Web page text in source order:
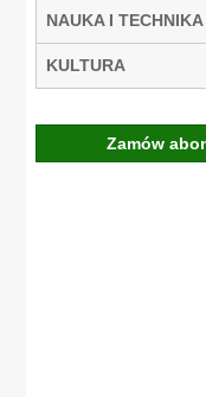
NAUKA I TECHNIKA
KULTURA
Zamów